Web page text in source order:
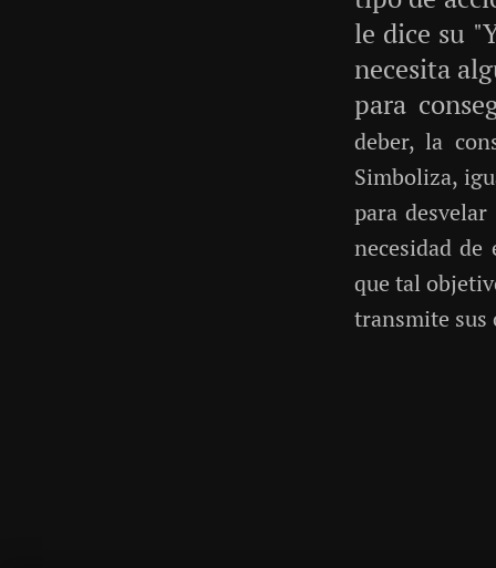
le dice su
necesita
para
deber, la
Simboliza,
para
necesidad
que tal
transmite sus